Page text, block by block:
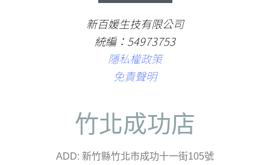
新百媛生技有限公司
統編：54973753
隱私權政策
免責聲明
竹北成功店
ADD: 新竹縣竹北市成功十一街105號